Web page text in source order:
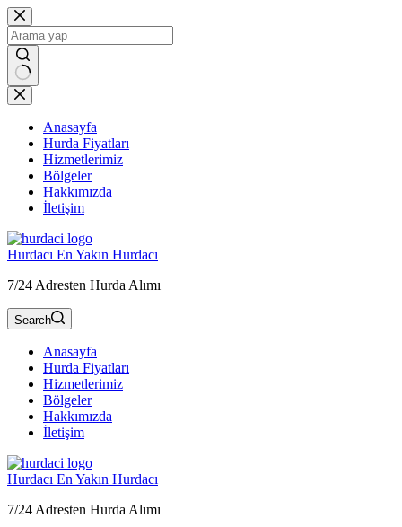
Skip
to
content
Anasayfa
Hurda Fiyatları
Hizmetlerimiz
Bölgeler
Hakkımızda
İletişim
Hurdacı En Yakın Hurdacı
7/24 Adresten Hurda Alımı
Search
Anasayfa
Hurda Fiyatları
Hizmetlerimiz
Bölgeler
Hakkımızda
İletişim
Hurdacı En Yakın Hurdacı
7/24 Adresten Hurda Alımı